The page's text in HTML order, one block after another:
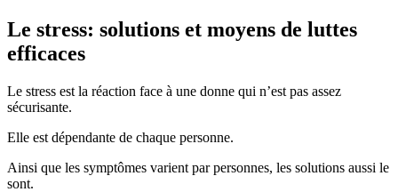
Le stress: solutions et moyens de luttes
efficaces
Le stress est la réaction face à une donne qui n’est pas assez
sécurisante.
Elle est dépendante de chaque personne.
Ainsi que les symptômes varient par personnes, les solutions aussi le
sont.